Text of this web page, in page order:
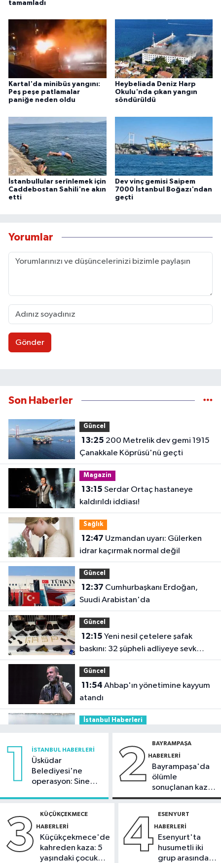
tamamladı
Kartal'da minibüs yangını:
Peş peşe patlamalar
paniğe neden oldu
Heybeliada Deniz Harp
Okulu'nda çıkan yangın
söndürüldü
İstanbullular serinlemek için
Caddebostan Sahili'ne akın
etti
Dev vinç gemisi Saipem
7000 İstanbul Boğazı'ndan
geçti
Yorumlar
Gönder
Son Haberler
Güncel
13:25
Çanakkale Köprüsü'nü geçti
Magazin
13:15
kaldırıldı iddiası!
Sağlık
12:47
idrar kaçırmak normal değil
Güncel
12:37
Suudi Arabistan'da
Güncel
12:15
baskını: 32 şüpheli adliyeye sevk
edildi
Güncel
11:54
atandı
İstanbul Haberleri
gemi, İstanbul Boğazı'ndan geçişini
10:59
güvenlik görevlisi alınacak
Güncel
faciayı önledi: Şüpheli gözaltında
1 İSTANBUL HABERLERI
Üsküdar
Belediyesi'ne
operasyon: Sinem
2 BAYRAMPAŞA
HABERLERI
Bayrampaşa'da
ölümle
sonuçlanan kaza:
Sürücü
3 KÜÇÜKÇEKMECE
HABERLERI
Küçükçekmece'de
kahreden kaza: 5
yaşındaki çocuk
4 ESENYURT
HABERLERI
Esenyurt'ta
husumetli iki
grup arasında